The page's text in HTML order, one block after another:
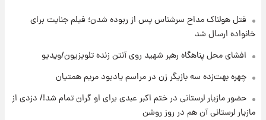
۲۰ ساعت پیش
۲۰ ساعت پیش
پول به معشوقه با درآمد یوفا
قتل هولناک مداح سرشناس پس از ربوده شدن؛ فیلم جنایت برای
خانواده ارسال شد
افشای محل پناهگاه‌ رهبر شهید روی آنتن زنده تلویزیون/ویدیو
چهره بهت‌زده سه بازیگر زن در مراسم یادبود مریم همتیان
حضور مازیار لرستانی در ختم اکبر عبدی برای او گران تمام شد!/ دزدی از
مازیار لرستانی آن هم در روز روشن